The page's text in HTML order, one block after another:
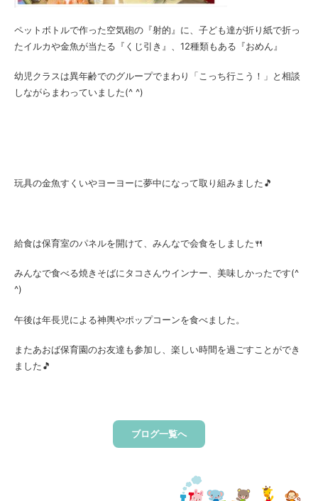
ペットボトルで作った空気砲の『射的』に、子ども達が折り紙で折っ
たイルカや金魚が当たる『くじ引き』、12種類もある『おめん』
幼児クラスは異年齢でのグループでまわり「こっち行こう！」と相談
しながらまわっていました(^ ^)
玩具の金魚すくいやヨーヨーに夢中になって取り組みました🎵
給食は保育室のパネルを開けて、みんなで会食をしました🍴
みんなで食べる焼きそばにタコさんウインナー、美味しかったです(^
^)
午後は年長児による神輿やポップコーンを食べました。
またあおば保育園のお友達も参加し、楽しい時間を過ごすことができ
ました🎵
ブログ一覧へ